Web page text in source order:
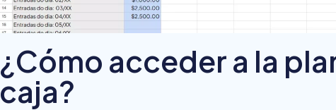
¿Cómo acceder a la
caja?